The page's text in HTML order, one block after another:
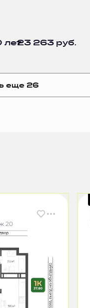
лет23 263 руб.
еще 26
20